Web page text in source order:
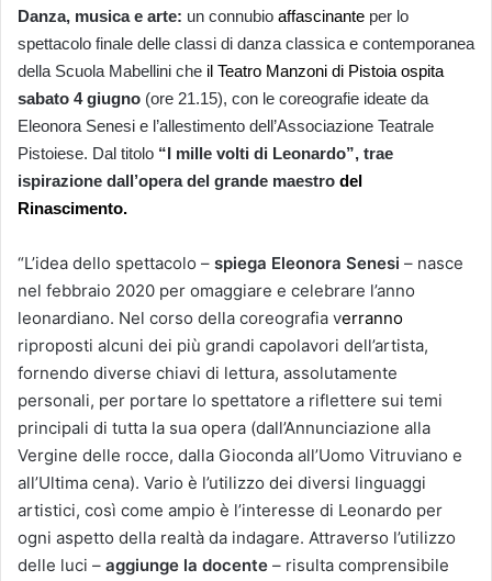
Danza, musica e arte: un connubio affascinante per lo
spettacolo finale delle classi di danza classica e contemporanea
della Scuola Mabellini che il Teatro Manzoni di Pistoia ospita
sabato 4 giugno (ore 21.15), con le coreografie ideate da
Eleonora Senesi e l’allestimento dell’Associazione Teatrale
Pistoiese. Dal titolo “I mille volti di Leonardo”, trae
ispirazione dall’opera del grande maestro del
Rinascimento.
“L’idea dello spettacolo – spiega Eleonora Senesi – nasce
nel febbraio 2020 per omaggiare e celebrare l’anno
leonardiano. Nel corso della coreografia verranno
riproposti alcuni dei più grandi capolavori dell’artista,
fornendo diverse chiavi di lettura, assolutamente
personali, per portare lo spettatore a riflettere sui temi
principali di tutta la sua opera (dall’Annunciazione alla
Vergine delle rocce, dalla Gioconda all’Uomo Vitruviano e
all’Ultima cena). Vario è l’utilizzo dei diversi linguaggi
artistici, così come ampio è l’interesse di Leonardo per
ogni aspetto della realtà da indagare. Attraverso l’utilizzo
delle luci – aggiunge la docente – risulta comprensibile